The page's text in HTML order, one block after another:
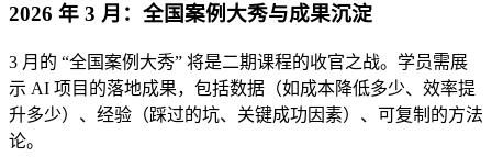
2026 年 3 月：全国案例大秀与成果沉淀
3 月的 “全国案例大秀” 将是二期课程的收官之战。学员需展
示 AI 项目的落地成果，包括数据（如成本降低多少、效率提
升多少）、经验（踩过的坑、关键成功因素）、可复制的方法
论。